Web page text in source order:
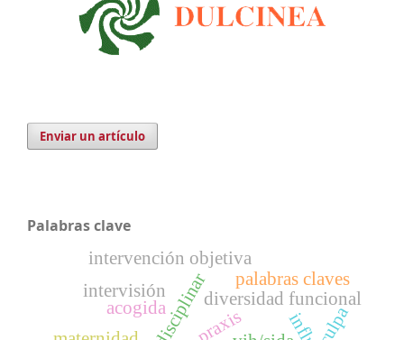
Enviar un artículo
Palabras clave
acogida
intervención objetiva
praxis
diversidad funcional
intervisión
palabras claves
culpa